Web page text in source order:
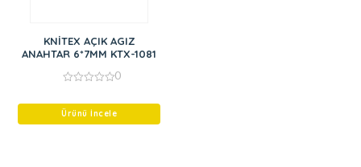
KNİTEX AÇIK AGIZ
ANAHTAR 6*7MM KTX-1081
of
0
Ürünü İncele